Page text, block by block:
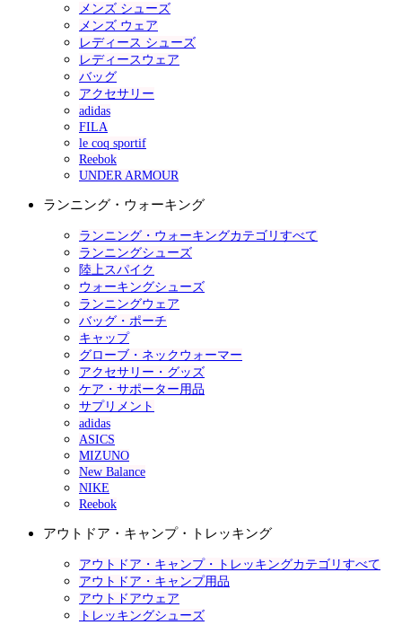
メンズ シューズ
メンズ ウェア
レディース シューズ
レディースウェア
バッグ
アクセサリー
adidas
FILA
le coq sportif
Reebok
UNDER ARMOUR
ランニング・ウォーキング
ランニング・ウォーキングカテゴリすべて
ランニングシューズ
陸上スパイク
ウォーキングシューズ
ランニングウェア
バッグ・ポーチ
キャップ
グローブ・ネックウォーマー
アクセサリー・グッズ
ケア・サポーター用品
サプリメント
adidas
ASICS
MIZUNO
New Balance
NIKE
Reebok
アウトドア・キャンプ・トレッキング
アウトドア・キャンプ・トレッキングカテゴリすべて
アウトドア・キャンプ用品
アウトドアウェア
トレッキングシューズ